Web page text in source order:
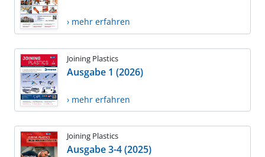
› mehr erfahren
Joining Plastics
Ausgabe 1 (2026)
› mehr erfahren
Joining Plastics
Ausgabe 3-4 (2025)